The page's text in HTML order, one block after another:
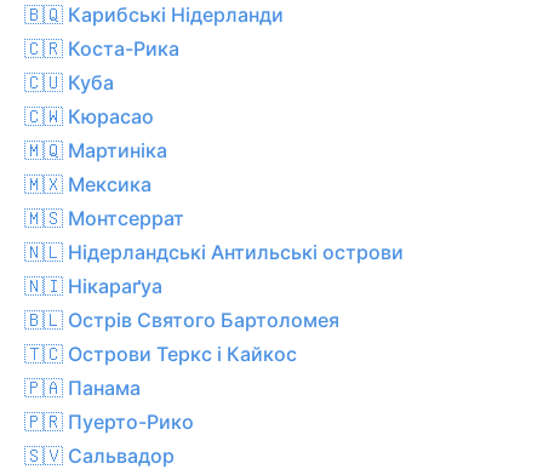
🇧🇶 Карибські Нідерланди
🇨🇷 Коста-Рика
🇨🇺 Куба
🇨🇼 Кюрасао
🇲🇶 Мартиніка
🇲🇽 Мексика
🇲🇸 Монтсеррат
🇳🇱 Нідерландські Антильські острови
🇳🇮 Нікараґуа
🇧🇱 Острів Святого Бартоломея
🇹🇨 Острови Теркс і Кайкос
🇵🇦 Панама
🇵🇷 Пуерто-Рико
🇸🇻 Сальвадор